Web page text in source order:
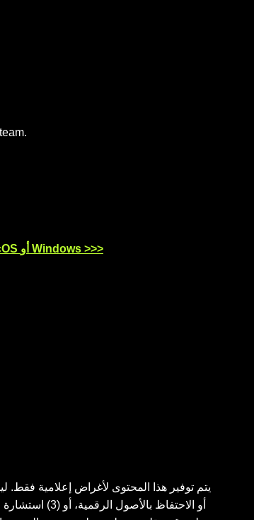
نزِّل تطبيق OKX للأجهزة العاملة بنظام iOS أو Android أو لأجهزة الكمبيوتر العاملة بنظام macOS أو Windows >>>
أو الاحتفاظ